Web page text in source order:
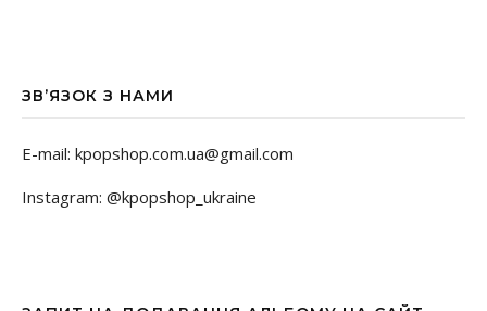
ЗВ’ЯЗОК З НАМИ
E-mail: kpopshop.com.ua@gmail.com
Instagram: @kpopshop_ukraine